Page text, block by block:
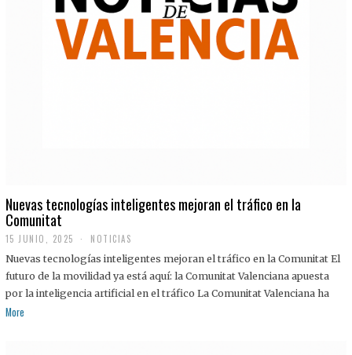
Nuevas tecnologías inteligentes mejoran el tráfico en la
Comunitat
15 JUNIO, 2025 NOTICIAS
Nuevas tecnologías inteligentes mejoran el tráfico en la Comunitat El
futuro de la movilidad ya está aquí: la Comunitat Valenciana apuesta
por la inteligencia artificial en el tráfico La Comunitat Valenciana ha
More